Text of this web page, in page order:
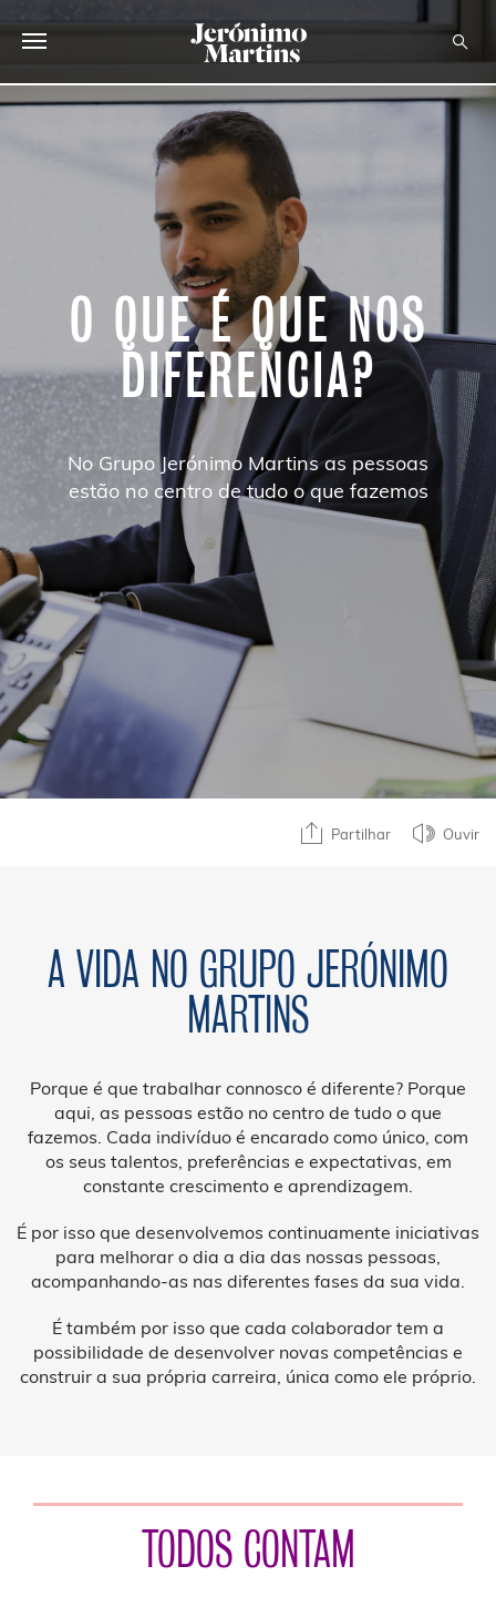
SOBRE NÓS
SUSTENTABILIDADE
CONTACTOS
O QUE É QUE NOS
DIFERENCIA?
No Grupo Jerónimo Martins as pessoas
estão no centro de tudo o que fazemos
Partilhar Ouvir
A VIDA NO GRUPO JERÓNIMO
MARTINS
Porque é que trabalhar connosco é diferente? Porque
aqui, as pessoas estão no centro de tudo o que
fazemos. Cada indivíduo é encarado como único, com
os seus talentos, preferências e expectativas, em
constante crescimento e aprendizagem.
É por isso que desenvolvemos continuamente iniciativas
para melhorar o dia a dia das nossas pessoas,
acompanhando-as nas diferentes fases da sua vida.
É também por isso que cada colaborador tem a
possibilidade de desenvolver novas competências e
construir a sua própria carreira, única como ele próprio.
TODOS CONTAM